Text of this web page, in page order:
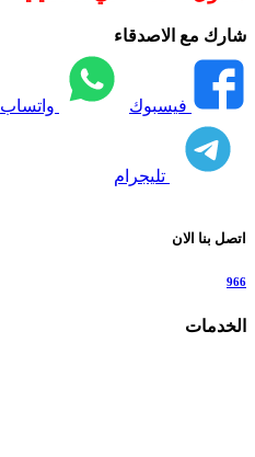
شارك مع الاصدقاء
فيسبوك واتساب
تليجرام
اتصل بنا الان
966
الخدمات